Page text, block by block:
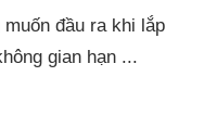
đầu ra khi lắp
gian hạn ...